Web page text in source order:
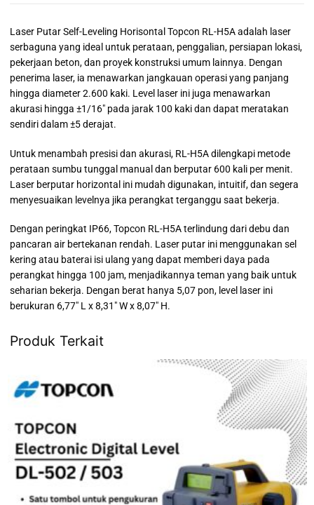
Laser Putar Self-Leveling Horisontal Topcon RL-H5A adalah laser
serbaguna yang ideal untuk perataan, penggalian, persiapan lokasi,
pekerjaan beton, dan proyek konstruksi umum lainnya. Dengan
penerima laser, ia menawarkan jangkauan operasi yang panjang
hingga diameter 2.600 kaki. Level laser ini juga menawarkan
akurasi hingga ±1/16″ pada jarak 100 kaki dan dapat meratakan
sendiri dalam ±5 derajat.
Untuk menambah presisi dan akurasi, RL-H5A dilengkapi metode
perataan sumbu tunggal manual dan berputar 600 kali per menit.
Laser berputar horizontal ini mudah digunakan, intuitif, dan segera
menyesuaikan levelnya jika perangkat terganggu saat bekerja.
Dengan peringkat IP66, Topcon RL-H5A terlindung dari debu dan
pancaran air bertekanan rendah. Laser putar ini menggunakan sel
kering atau baterai isi ulang yang dapat memberi daya pada
perangkat hingga 100 jam, menjadikannya teman yang baik untuk
seharian bekerja. Dengan berat hanya 5,07 pon, level laser ini
berukuran 6,77″ L x 8,31″ W x 8,07″ H.
Produk Terkait